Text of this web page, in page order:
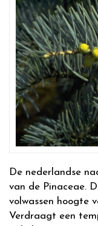
De nederlandse
van de Pinaceae.
volwassen hoogte
Verdraagt een